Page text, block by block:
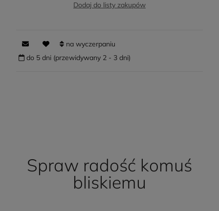
Dodaj do listy zakupów
na wyczerpaniu
do 5 dni (przewidywany 2 - 3 dni)
Spraw radość komuś
bliskiemu